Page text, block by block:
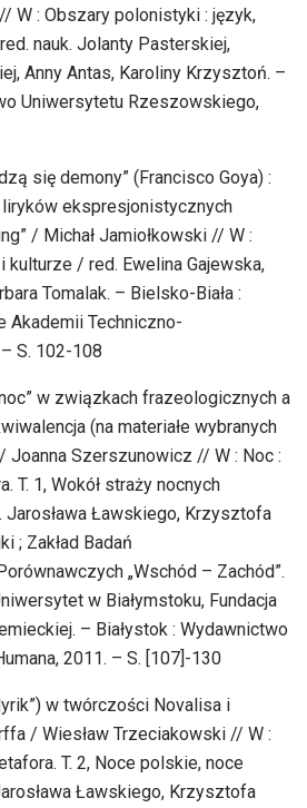
W : Obszary polonistyki : język,
nauk. Jolanty Pasterskiej,
Anny Antas, Karoliny Krzysztoń. –
Uniwersytetu Rzeszowskiego,
się demony” (Francisco Goya) :
ekspresjonistycznych
/ Michał Jamiołkowski // W :
/ red. Ewelina Gajewska,
Tomalak. – Bielsko-Biała :
Akademii Techniczno-
S. 102-108
w związkach frazeologicznych a
(na materiałe wybranych
Joanna Szerszunowicz // W : Noc :
T. 1, Wokół straży nocnych
Jarosława Ławskiego, Krzysztofa
; Zakład Badań
„Wschód – Zachód”.
w Białymstoku, Fundacja
– Białystok : Wydawnictwo
2011. – S. [107]-130
w twórczości Novalisa i
/ Wiesław Trzeciakowski // W :
T. 2, Noce polskie, noce
Ławskiego, Krzysztofa